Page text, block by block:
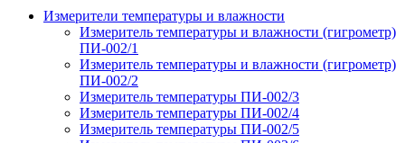
Измерители температуры и влажности
Измеритель температуры и влажности (гигрометр)
ПИ-002/1
Измеритель температуры и влажности (гигрометр)
ПИ-002/2
Измеритель температуры ПИ-002/3
Измеритель температуры ПИ-002/4
Измеритель температуры ПИ-002/5